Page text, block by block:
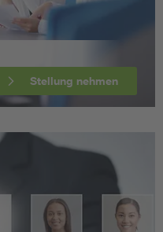
Stellung nehmen